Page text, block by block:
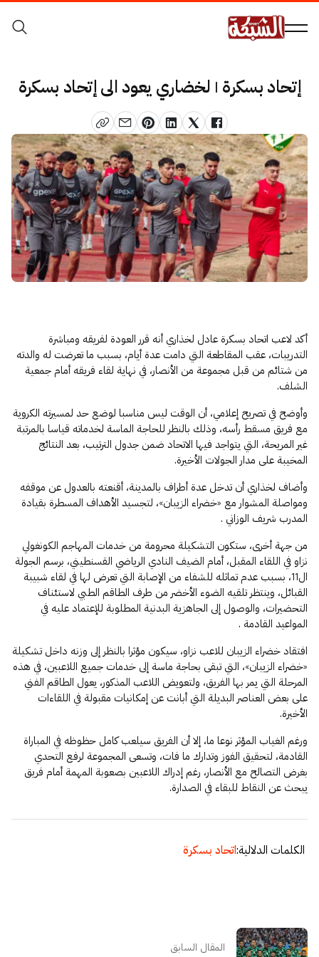
إتحاد بسكرة | لخضاري يعود الى إتحاد بسكرة
أكد لاعب اتحاد بسكرة عادل لخذاري أنه قرر العودة لفريقه ومباشرة
التدريبات، عقب المقاطعة التي دامت عدة أيام، بسبب ما تعرضت له والدته
من شتائم من قبل مجموعة من الأنصار، في نهاية لقاء فريقه أمام جمعية
الشلف.
وأوضح في تصريح إعلامي، أن الوقت ليس مناسبا لوضع حد لمسيرته الكروية
مع فريق مسقط رأسه، وذلك بالنظر للحاجة الماسة لخدماته قياسا بالمرتبة
غير المريحة، التي يتواجد فيها الاتحاد ضمن جدول الترتيب، بعد النتائج
المخيبة على مدار الجولات الأخيرة.
وأضاف لخذاري أن تدخل عدة أطراف بالمدينة، أقنعته بالعدول عن موقفه
ومواصلة المشوار مع «خضراء الزيبان»، لتجسيد الأهداف المسطرة بقيادة
المدرب شريف الوزاني .
من جهة أخرى، ستكون التشكيلة محرومة من خدمات المهاجم الكونغولي
نزاو في اللقاء المقبل، أمام الضيف النادي الرياضي القسنطيني، برسم الجولة
ال11، بسبب عدم تماثله للشفاء من الإصابة التي تعرض لها في لقاء شبيبة
القبائل، وينتظر تلقيه الضوء الأخضر من طرف الطاقم الطبي لاستئناف
التحضيرات، والوصول إلى الجاهزية البدنية المطلوبة للإعتماد عليه في
المواعيد القادمة .
افتقاد خضراء الزيبان للاعب نزاو، سيكون مؤثرا بالنظر إلى وزنه داخل تشكيلة
«خضراء الزيبان»، التي تبقى بحاجة ماسة إلى خدمات جميع اللاعبين، في هذه
المرحلة التي يمر بها الفريق، ولتعويض اللاعب المذكور، يعول الطاقم الفني
على بعض العناصر البديلة التي أبانت عن إمكانيات مقبولة في اللقاءات
الأخيرة.
ورغم الغياب المؤثر نوعا ما، إلا أن الفريق سيلعب كامل حظوظه في المباراة
القادمة، لتحقيق الفوز وتدارك ما فات، وتسعى المجموعة لرفع التحدي
بغرض التصالح مع الأنصار، رغم إدراك اللاعبين بصعوبة المهمة أمام فريق
يبحث عن النقاط للبقاء في الصدارة.
الكلمات الدلالية:اتحاد بسكرة
المقال السابق